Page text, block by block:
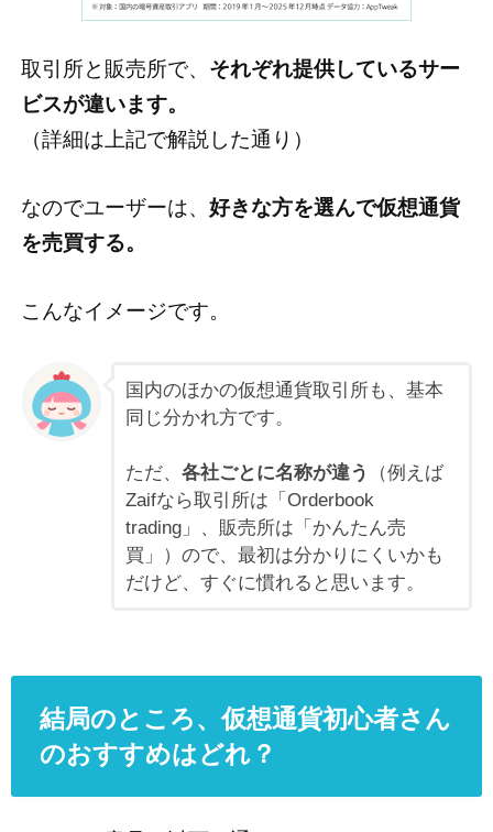
取引所と販売所で、 それぞれ提供しているサー
ビスが違います。
（詳細は上記で解説した通り）
なのでユーザーは、 好きな方を選んで仮想通貨
を売買する。
こんなイメージです。
国内のほかの仮想通貨取引所も、基本
同じ分かれ方です。
ただ、各社ごとに名称が違う
（例えば
Zaifなら取引所は「Orderbook
trading」、販売所は「かんたん売
買」）ので、最初は分かりにくいかも
だけど、すぐに慣れると思います。
結局のところ、仮想通貨初心者さん
のおすすめはどれ？